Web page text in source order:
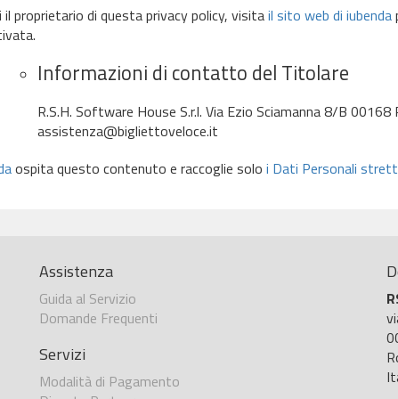
il proprietario di questa privacy policy, visitail sito web di iubenda
Informazioni di contatto del Titolare
R.S.H. Software House S.r.l. Via Ezio Sciamanna 8/B
assistenza@bigliettoveloce.it
ospita questo contenuto e raccoglie solo i Dati Personali
Assistenza
Guida al Servizio
Domande Frequenti
Servizi
Modalità di Pagamento